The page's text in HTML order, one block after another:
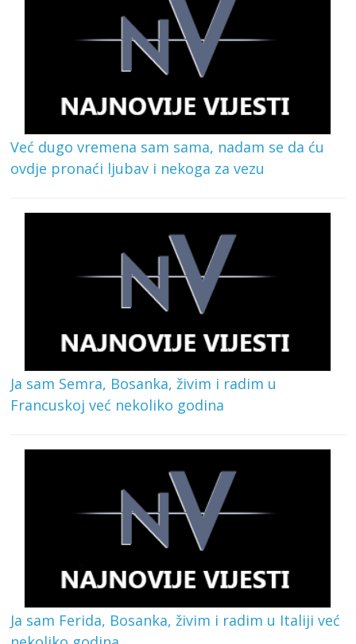
Već dugo vremena sam sama, nadam se da ću
ovdje pronaći ljubav i nekoga za vezu
Ja sam Semra, Bosanka, živim i radim u
Francuskoj već nekoliko godina
Ja sam Ferida, Bosanka, živim i radim u Italiji već